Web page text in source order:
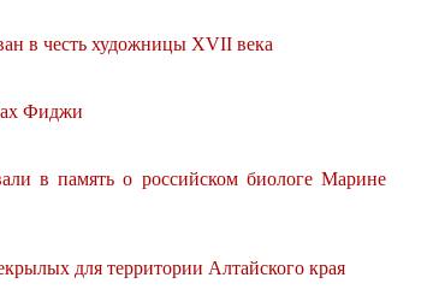
в честь художницы XVII века
Фиджи
в память о российском биологе Марине
для территории Алтайского края